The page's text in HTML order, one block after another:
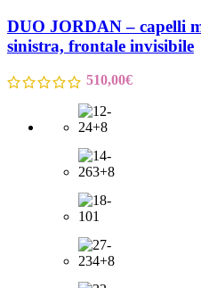
DUO JORDAN – capelli
sinistra, frontale invisibile
510,00€